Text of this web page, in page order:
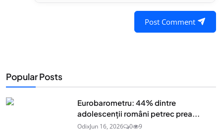
Post Comment
Popular Posts
Eurobarometru: 44% dintre
adolescenţii români petrec prea...
OdixJun 16, 2026 0 9